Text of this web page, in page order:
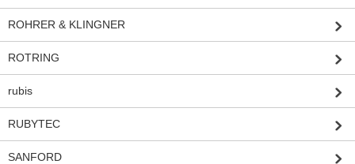
ROHRER & KLINGNER
ROTRING
rubis
RUBYTEC
SANFORD